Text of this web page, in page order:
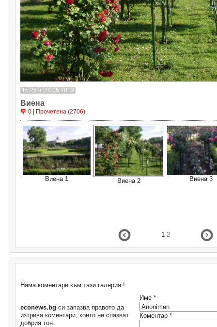
15:25 ч. 28.05.2012
Виена
0 | Прочетена (2706)
Виена 1 Виена 2 Виена 3
1 2
Няма коментари към тази галерия !
econews.bg си запазва правото да
изтрива коментари, които не спазват
добрия тон.
Име *
Коментар *